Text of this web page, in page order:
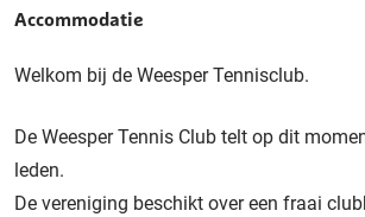
Accommodatie
Welkom bij de Weesper Tennisclub.
De Weesper Tennis Club telt op dit
leden.
De vereniging beschikt over een fraai